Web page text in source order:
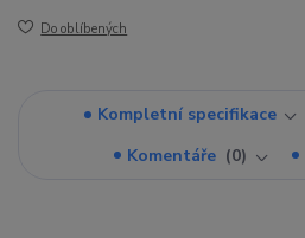
Do oblíbených
Kompletní specifikace
Komentáře
0